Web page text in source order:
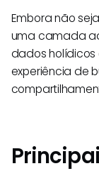
Embora não
uma camada
dados holídicos
experiência de